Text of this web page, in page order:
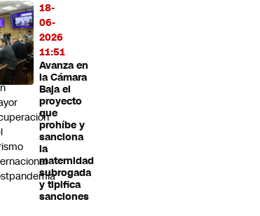
18-
06-
2026
11:51
Avanza en
la Cámara
Baja el
proyecto
que
prohíbe y
sanciona
la
maternidad
subrogada
y tipifica
sanciones
al
ten
los